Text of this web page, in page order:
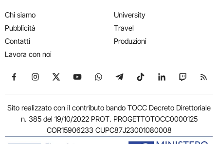
Chi siamo
Pubblicità
Contatti
Lavora con noi
University
Travel
Produzioni
Seguici su Facebook
Seguici su Instagram
Seguici su X
Seguici su YouTube
Seguici su WhatsApp
Seguici su Telegram
Seguici su TikTok
Seguici su
Seguici
Sito realizzato con il contributo bando TOCC Decreto Direttoriale
n. 385 del 19/10/2022 PROT. PROGETTOTOCC0000125
COR15906233 CUPC87J23001080008